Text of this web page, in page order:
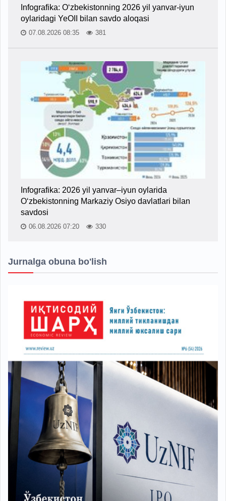
Infografika: O‘zbekistonning 2026 yil yanvar-iyun
oylaridagi YeOII bilan savdo aloqasi
07.08.2026 08:35 381
Infografika: 2026 yil yanvar–iyun oylarida
O‘zbekistonning Markaziy Osiyo davlatlari bilan
savdosi
06.08.2026 07:20 330
Jurnalga obuna bo'lish